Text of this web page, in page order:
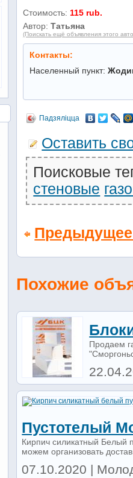
Стоимость: 115 rub.
Автор:Татьяна
(Поискать ещё объявления этого
Контакты:
Населенный пункт:
Падзяліцца
Оставить
Поисковые
стеновые
Похожие
Продаем
Пустотелый
Кирпич силикатный Белый
можем организовать
07.10.2020 |